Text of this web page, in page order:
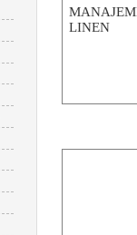
LINEN